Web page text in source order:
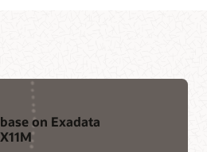
on Exadata